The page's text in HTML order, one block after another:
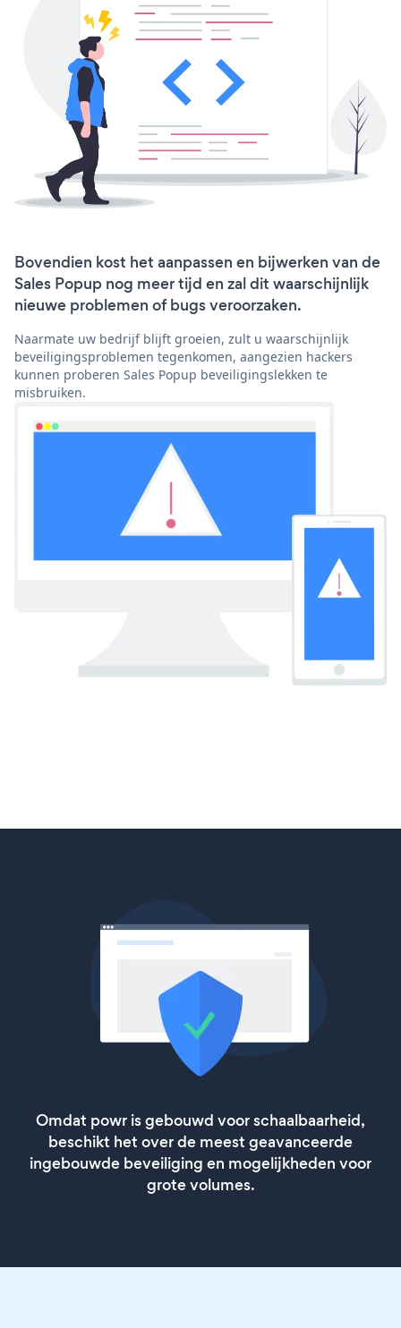
Bovendien kost het aanpassen en bijwerken van de
Sales Popup nog meer tijd en zal dit waarschijnlijk
nieuwe problemen of bugs veroorzaken.
Naarmate uw bedrijf blijft groeien, zult u waarschijnlijk
beveiligingsproblemen tegenkomen, aangezien hackers
kunnen proberen Sales Popup beveiligingslekken te
misbruiken.
Omdat powr is gebouwd voor schaalbaarheid,
beschikt het over de meest geavanceerde
ingebouwde beveiliging en mogelijkheden voor
grote volumes.